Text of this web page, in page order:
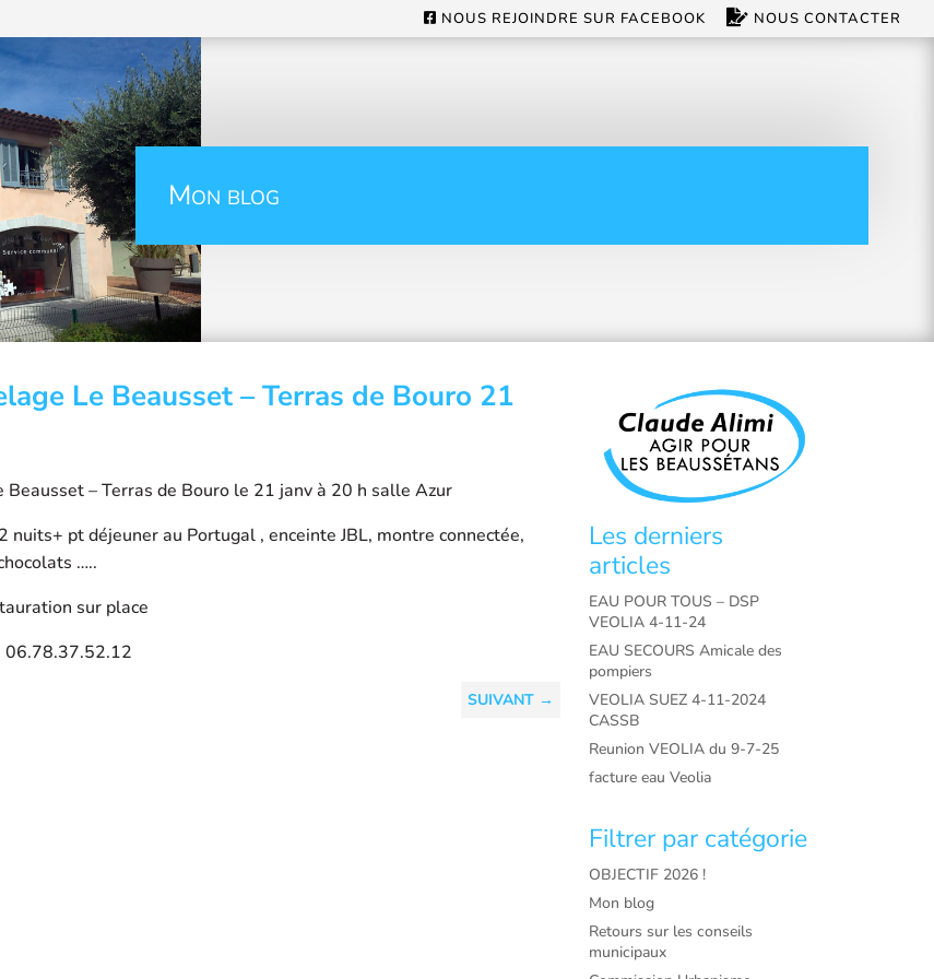
NOUS REJOINDRE SUR FACEBOOK NOUS CONTACTER
Mon blog
Le Beausset – Terras de Bouro 21
Beausset – Terras de Bouro le 21 janv à 20 h salle Azur
nuits+ pt déjeuner au Portugal , enceinte JBL, montre connectée,
…..
sur place
06.78.37.52.12
SUIVANT→
Les derniers
articles
EAU POUR TOUS – DSP
VEOLIA 4-11-24
EAU SECOURS Amicale des
pompiers
VEOLIA SUEZ 4-11-2024
CASSB
Reunion VEOLIA du 9-7-25
facture eau Veolia
Filtrer par catégorie
OBJECTIF 2026 !
Mon blog
Retours sur les conseils
municipaux